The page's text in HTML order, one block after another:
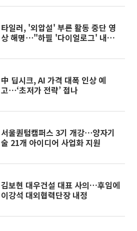
타일러, '외압설' 부른 활동 중단 영
상 해명⋯"하필 '다이얼로그' 내용
中 딥시크, AI 가격 대폭 인상 예
고⋯‘초저가 전략’ 접나
서울퀀텀캠퍼스 3기 개강⋯양자기
술 21개 아이디어 사업화 지원
김보현 대우건설 대표 사의…후임에
이강석 대외협력단장 내정